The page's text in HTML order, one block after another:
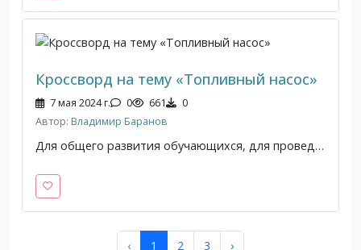
Кроссворд на тему «Топливный насос»
7 мая 2024 г. 0 661 0
Автор: Владимир Баранов
Для общего развития обучающихся, для проведения внеклассных мероприятий, викторин, выполнения внеаудиторной самостоятельной работы.
‹ 1 2 3 ›